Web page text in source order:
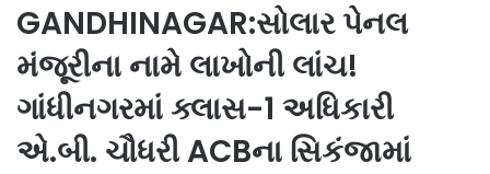
GANDHINAGAR:સોલાર પેનલ
મંજૂરીના નામે લાખોની લાંચ!
ગાંધીનગરમાં ક્લાસ-1 અધિકારી
એ.બી. ચૌધરી ACBના સિકંજામાં